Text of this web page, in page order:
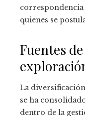
quienes se
Fuentes
La
se ha
dentro de la